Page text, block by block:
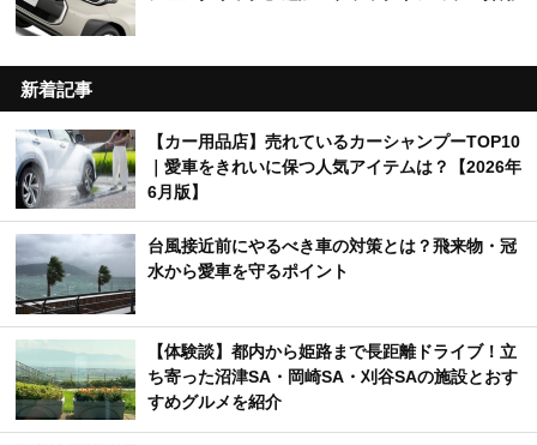
新着記事
【カー用品店】売れているカーシャンプーTOP10
｜愛車をきれいに保つ人気アイテムは？【2026年
6月版】
台風接近前にやるべき車の対策とは？飛来物・冠
水から愛車を守るポイント
【体験談】都内から姫路まで長距離ドライブ！立
ち寄った沼津SA・岡崎SA・刈谷SAの施設とおす
すめグルメを紹介